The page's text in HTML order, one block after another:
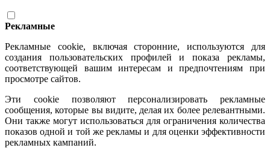
Рекламные
Рекламные cookie, включая сторонние, используются для
создания пользовательских профилей и показа рекламы,
соответствующей вашим интересам и предпочтениям при
просмотре сайтов.
Эти cookie позволяют персонализировать рекламные
сообщения, которые вы видите, делая их более релевантными.
Они также могут использоваться для ограничения количества
показов одной и той же рекламы и для оценки эффективности
рекламных кампаний.